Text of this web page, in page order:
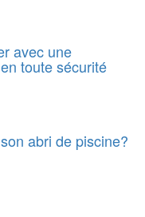
avec une
toute sécurité
abri de piscine?